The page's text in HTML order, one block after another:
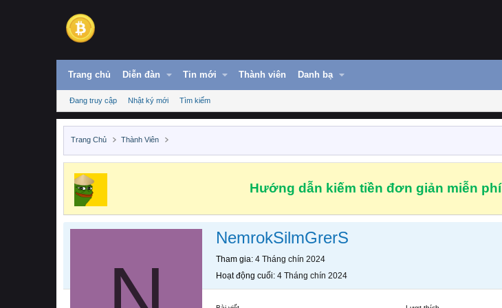
Trang chủ Diễn đàn Tin mới Thành viên Danh bạ
Đang truy cập Nhật ký mới Tìm kiếm
Trang Chủ Thành Viên
Hướng dẫn kiếm tiền đơn giản miễn phí
NemrokSilmGrerS
Tham gia 4 Tháng chín 2024
Hoạt động cuối 4 Tháng chín 2024